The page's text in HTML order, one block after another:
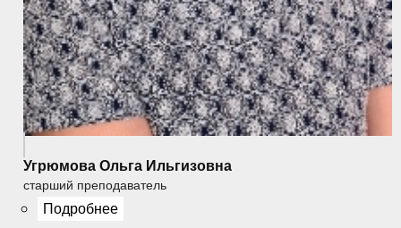
Угрюмова Ольга Ильгизовна
старший преподаватель
Подробнее